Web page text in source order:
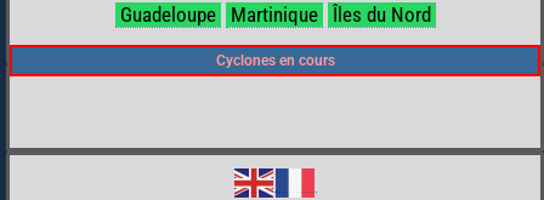
Guadeloupe Martinique Îles du Nord
Cyclones en cours